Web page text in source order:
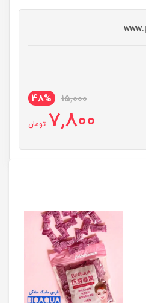
15,000
48%
7,800 تومان